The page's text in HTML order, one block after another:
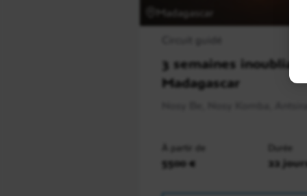
Madagascar
3 semaines
Madagascar
À partir de
5500 €
Durée
22